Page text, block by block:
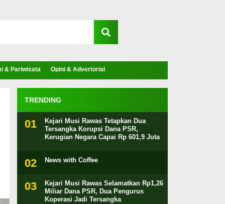
& Pariwisata Opini & Advertorial
TRENDING
Kejari Musi Rawas Tetapkan Dua
Tersangka Korupsi Dana PSR,
Kerugian Negara Capai Rp 601,9 Juta
News with Coffee
Kejari Musi Rawas Selamatkan Rp1,26
Miliar Dana PSR, Dua Pengurus
Koperasi Jadi Tersangka